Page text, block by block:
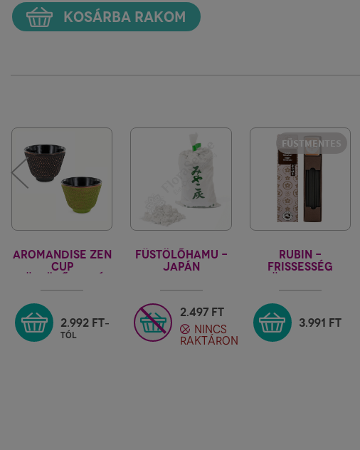
KOSÁRBA RAKOM
AROMANDISE ZEN
CUP
"S"
2.992 FT-
tól
FÜSTÖLŐHAMU -
JAPÁN
2.497 FT
NINCS
RAKTÁRON
FÜSTMENTES
RUBIN -
FRISSESSÉG
KARIN
3.991 FT